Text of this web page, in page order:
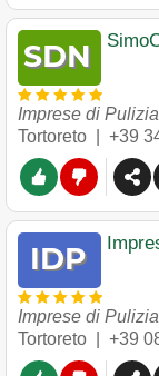
Imprese di
Tortoreto
+39
Imprese di
Tortoreto
+39